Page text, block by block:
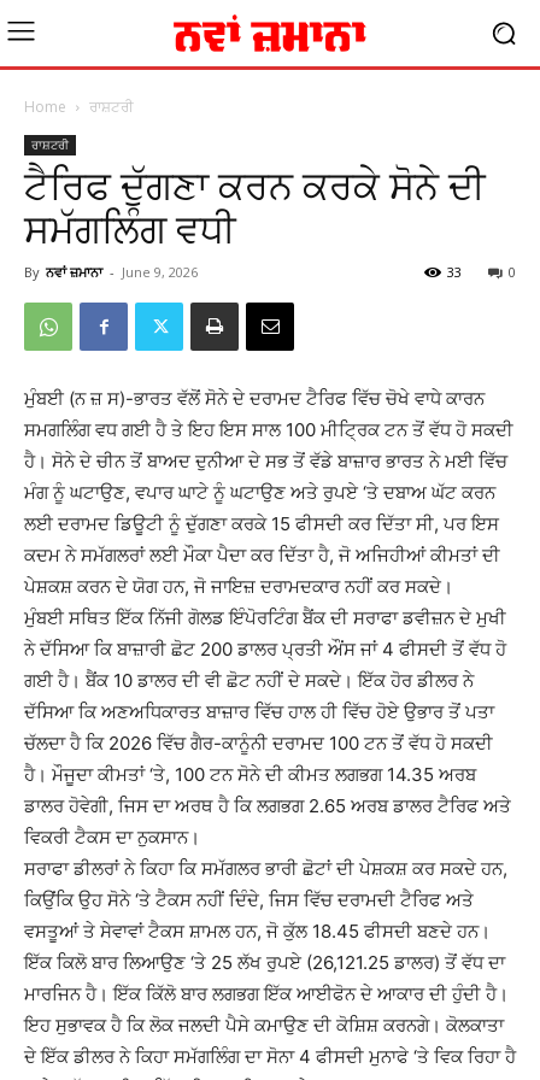
Home ਰਾਸ਼ਟਰੀ
ਰਾਸ਼ਟਰੀ
ਟੈਰਿਫ ਦੁੱਗਣਾ ਕਰਨ ਕਰਕੇ ਸੋਨੇ ਦੀ
ਸਮੱਗਲਿੰਗ ਵਧੀ
By ਨਵਾਂ ਜ਼ਮਾਨਾ - June 9, 2026 0
33
ਮੁੰਬਈ (ਨ ਜ਼ ਸ)-ਭਾਰਤ ਵੱਲੋਂ ਸੋਨੇ ਦੇ ਦਰਾਮਦ ਟੈਰਿਫ ਵਿੱਚ ਚੋਖੇ ਵਾਧੇ ਕਾਰਨ
ਸਮਗਲਿੰਗ ਵਧ ਗਈ ਹੈ ਤੇ ਇਹ ਇਸ ਸਾਲ 100 ਮੀਟ੍ਰਿਕ ਟਨ ਤੋਂ ਵੱਧ ਹੋ ਸਕਦੀ
ਹੈ। ਸੋਨੇ ਦੇ ਚੀਨ ਤੋਂ ਬਾਅਦ ਦੁਨੀਆ ਦੇ ਸਭ ਤੋਂ ਵੱਡੇ ਬਾਜ਼ਾਰ ਭਾਰਤ ਨੇ ਮਈ ਵਿੱਚ
ਮੰਗ ਨੂੰ ਘਟਾਉਣ, ਵਪਾਰ ਘਾਟੇ ਨੂੰ ਘਟਾਉਣ ਅਤੇ ਰੁਪਏ ‘ਤੇ ਦਬਾਅ ਘੱਟ ਕਰਨ
ਲਈ ਦਰਾਮਦ ਡਿਊਟੀ ਨੂੰ ਦੁੱਗਣਾ ਕਰਕੇ 15 ਫੀਸਦੀ ਕਰ ਦਿੱਤਾ ਸੀ, ਪਰ ਇਸ
ਕਦਮ ਨੇ ਸਮੱਗਲਰਾਂ ਲਈ ਮੌਕਾ ਪੈਦਾ ਕਰ ਦਿੱਤਾ ਹੈ, ਜੋ ਅਜਿਹੀਆਂ ਕੀਮਤਾਂ ਦੀ
ਪੇਸ਼ਕਸ਼ ਕਰਨ ਦੇ ਯੋਗ ਹਨ, ਜੋ ਜਾਇਜ਼ ਦਰਾਮਦਕਾਰ ਨਹੀਂ ਕਰ ਸਕਦੇ।
ਮੁੰਬਈ ਸਥਿਤ ਇੱਕ ਨਿੱਜੀ ਗੋਲਡ ਇੰਪੋਰਟਿੰਗ ਬੈਂਕ ਦੀ ਸਰਾਫਾ ਡਵੀਜ਼ਨ ਦੇ ਮੁਖੀ
ਨੇ ਦੱਸਿਆ ਕਿ ਬਾਜ਼ਾਰੀ ਛੋਟ 200 ਡਾਲਰ ਪ੍ਰਤੀ ਔਂਸ ਜਾਂ 4 ਫੀਸਦੀ ਤੋਂ ਵੱਧ ਹੋ
ਗਈ ਹੈ। ਬੈਂਕ 10 ਡਾਲਰ ਦੀ ਵੀ ਛੋਟ ਨਹੀਂ ਦੇ ਸਕਦੇ। ਇੱਕ ਹੋਰ ਡੀਲਰ ਨੇ
ਦੱਸਿਆ ਕਿ ਅਣਅਧਿਕਾਰਤ ਬਾਜ਼ਾਰ ਵਿੱਚ ਹਾਲ ਹੀ ਵਿੱਚ ਹੋਏ ਉਭਾਰ ਤੋਂ ਪਤਾ
ਚੱਲਦਾ ਹੈ ਕਿ 2026 ਵਿੱਚ ਗੈਰ-ਕਾਨੂੰਨੀ ਦਰਾਮਦ 100 ਟਨ ਤੋਂ ਵੱਧ ਹੋ ਸਕਦੀ
ਹੈ। ਮੌਜੂਦਾ ਕੀਮਤਾਂ ‘ਤੇ, 100 ਟਨ ਸੋਨੇ ਦੀ ਕੀਮਤ ਲਗਭਗ 14.35 ਅਰਬ
ਡਾਲਰ ਹੋਵੇਗੀ, ਜਿਸ ਦਾ ਅਰਥ ਹੈ ਕਿ ਲਗਭਗ 2.65 ਅਰਬ ਡਾਲਰ ਟੈਰਿਫ ਅਤੇ
ਵਿਕਰੀ ਟੈਕਸ ਦਾ ਨੁਕਸਾਨ।
ਸਰਾਫਾ ਡੀਲਰਾਂ ਨੇ ਕਿਹਾ ਕਿ ਸਮੱਗਲਰ ਭਾਰੀ ਛੋਟਾਂ ਦੀ ਪੇਸ਼ਕਸ਼ ਕਰ ਸਕਦੇ ਹਨ,
ਕਿਉਂਕਿ ਉਹ ਸੋਨੇ ‘ਤੇ ਟੈਕਸ ਨਹੀਂ ਦਿੰਦੇ, ਜਿਸ ਵਿੱਚ ਦਰਾਮਦੀ ਟੈਰਿਫ ਅਤੇ
ਵਸਤੂਆਂ ਤੇ ਸੇਵਾਵਾਂ ਟੈਕਸ ਸ਼ਾਮਲ ਹਨ, ਜੋ ਕੁੱਲ 18.45 ਫੀਸਦੀ ਬਣਦੇ ਹਨ।
ਇੱਕ ਕਿਲੋ ਬਾਰ ਲਿਆਉਣ ‘ਤੇ 25 ਲੱਖ ਰੁਪਏ (26,121.25 ਡਾਲਰ) ਤੋਂ ਵੱਧ ਦਾ
ਮਾਰਜਿਨ ਹੈ। ਇੱਕ ਕਿੱਲੋ ਬਾਰ ਲਗਭਗ ਇੱਕ ਆਈਫੋਨ ਦੇ ਆਕਾਰ ਦੀ ਹੁੰਦੀ ਹੈ।
ਇਹ ਸੁਭਾਵਕ ਹੈ ਕਿ ਲੋਕ ਜਲਦੀ ਪੈਸੇ ਕਮਾਉਣ ਦੀ ਕੋਸ਼ਿਸ਼ ਕਰਨਗੇ। ਕੋਲਕਾਤਾ
ਦੇ ਇੱਕ ਡੀਲਰ ਨੇ ਕਿਹਾ ਸਮੱਗਲਿੰਗ ਦਾ ਸੋਨਾ 4 ਫੀਸਦੀ ਮੁਨਾਫੇ ‘ਤੇ ਵਿਕ ਰਿਹਾ ਹੈ